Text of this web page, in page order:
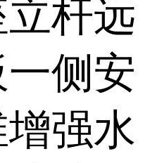
杆远
侧安
强水